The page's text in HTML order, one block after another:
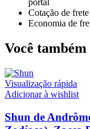
portal
Cotação de
Economia de
Você
Visualização rápida
Adicionar à wishlist
Shun de